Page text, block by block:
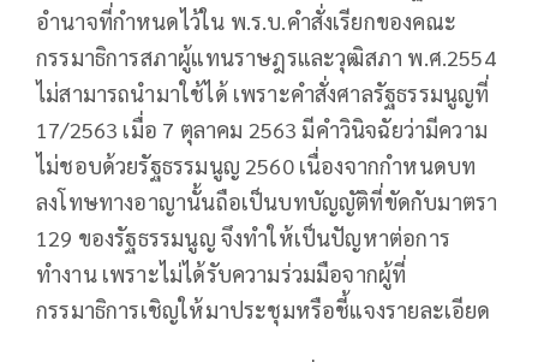
อำนาจที่กำหนดไว้ใน พ.ร.บ.คำสั่งเรียกของคณะ
กรรมาธิการสภาผู้แทนราษฎรและวุฒิสภา พ.ศ.2554
ไม่สามารถนำมาใช้ได้ เพราะคำสั่งศาลรัฐธรรมนูญที่
17/2563 เมื่อ 7 ตุลาคม 2563 มีคำวินิจฉัยว่ามีความ
ไม่ชอบด้วยรัฐธรรมนูญ 2560 เนื่องจากกำหนดบท
ลงโทษทางอาญานั้นถือเป็นบทบัญญัติที่ขัดกับมาตรา
129 ของรัฐธรรมนูญ จึงทำให้เป็นปัญหาต่อการ
ทำงาน เพราะไม่ได้รับความร่วมมือจากผู้ที่
กรรมาธิการเชิญให้มาประชุมหรือชี้แจงรายละเอียด